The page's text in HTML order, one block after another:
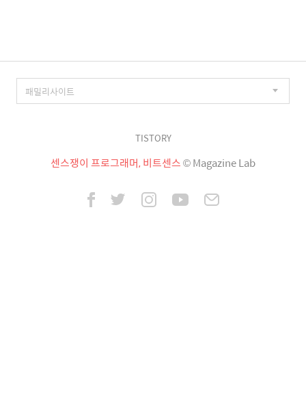
TISTORY
센스쟁이 프로그래머, 비트센스© Magazine Lab